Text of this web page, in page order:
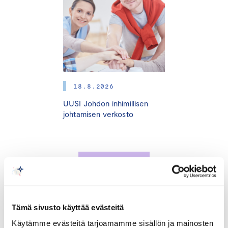
Tämä sivusto käyttää evästeitä
Käytämme evästeitä tarjoamamme sisällön ja mainosten
Koulutuksen sisältö:
Päästölähteiden tunnistaminen: Miten voit
tunnistaa yrityksesi päästölähteet ja laskea
hiilijalanjäljen GHG protokollan vaatimusten
Tiekartan laatiminen: Kuinka voit suunnitella ja
toteuttaa tehokkaita
Keskuskauppakamarin päästölaskuria.
18.8.2026
UUSI Johdon inhimillisen
johtamisen verkosto
TAPAHTUMAT